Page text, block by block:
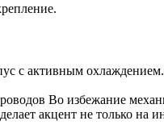
с активным охлаждением.
Во избежание
акцент не только на